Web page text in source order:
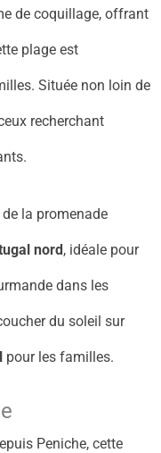
de coquillage, offrant
plage est
Située non loin de
recherchant
la promenade
nord, idéale pour
dans les
du soleil sur
pour les familles.
Peniche, cette